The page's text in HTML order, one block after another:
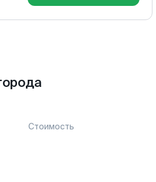
Стоимость